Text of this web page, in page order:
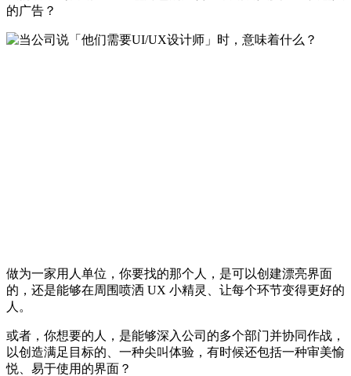
的广告？
做为一家用人单位，你要找的那个人，是可以创建漂亮界面
的，还是能够在周围喷洒 UX 小精灵、让每个环节变得更好的
人。
或者，你想要的人，是能够深入公司的多个部门并协同作战，
以创造满足目标的、一种尖叫体验，有时候还包括一种审美愉
悦、易于使用的界面？